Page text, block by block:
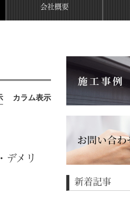
会社概要
カラム表示
デメリ
新着記事